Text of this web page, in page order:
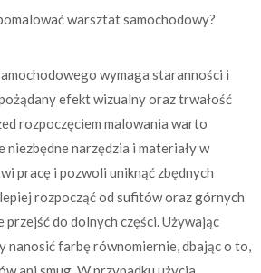
warsztat samochodowy?
wymaga staranności i
efekt wizualny oraz trwałość
rozpoczęciem malowania warto
narzędzia i materiały w
pracę i pozwoli uniknąć zbędnych
rozpocząć od sufitów oraz górnych
przejść do dolnych części. Używając
nanosić farbę równomiernie, dbając o to,